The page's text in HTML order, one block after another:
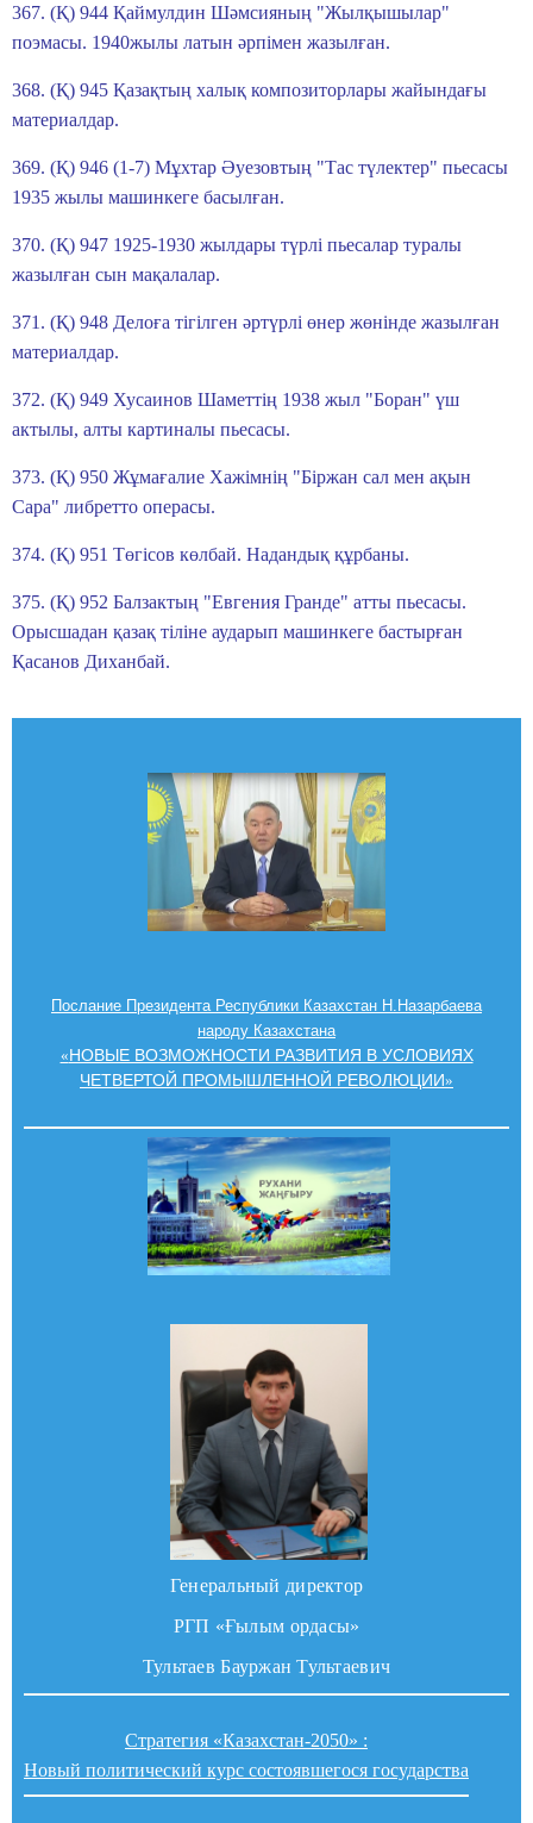
367. (Қ) 944 Қаймулдин Шәмсияның "Жылқышылар"
поэмасы. 1940жылы латын әрпімен жазылған.
368. (Қ) 945 Қазақтың халық композиторлары жайындағы
материалдар.
369. (Қ) 946 (1-7) Мұхтар Әуезовтың "Тас түлектер" пьесасы
1935 жылы машинкеге басылған.
370. (Қ) 947 1925-1930 жылдары түрлі пьесалар туралы
жазылған сын мақалалар.
371. (Қ) 948 Делоға тігілген әртүрлі өнер жөнінде жазылған
материалдар.
372. (Қ) 949 Хусаинов Шаметтің 1938 жыл "Боран" үш
актылы, алты картиналы пьесасы.
373. (Қ) 950 Жұмағалие Хажімнің "Біржан сал мен ақын
Сара" либретто операсы.
374. (Қ) 951 Төгісов көлбай. Надандық құрбаны.
375. (Қ) 952 Балзактың "Евгения Гранде" атты пьесасы.
Орысшадан қазақ тіліне аударып машинкеге бастырған
Қасанов Диханбай.
Послание Президента Республики Казахстан Н.Назарбаева
народу Казахстана
«НОВЫЕ ВОЗМОЖНОСТИ РАЗВИТИЯ В УСЛОВИЯХ
ЧЕТВЕРТОЙ ПРОМЫШЛЕННОЙ РЕВОЛЮЦИИ»
Генеральный директор
РГП «Ғылым ордасы»
Тультаев Бауржан Тультаевич
Стратегия «Казахстан-2050» :
Новый политический курс состоявшегося государства